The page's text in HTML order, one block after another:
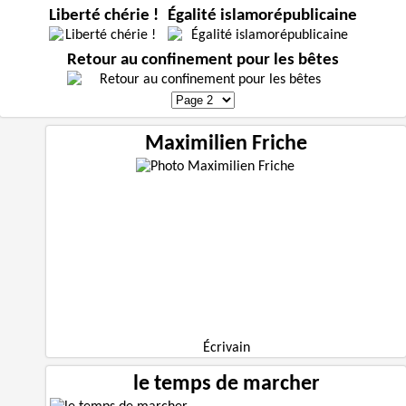
Liberté chérie ! Égalité islamorépublicaine
Retour au confinement pour les bêtes
Maximilien Friche
Écrivain
le temps de marcher